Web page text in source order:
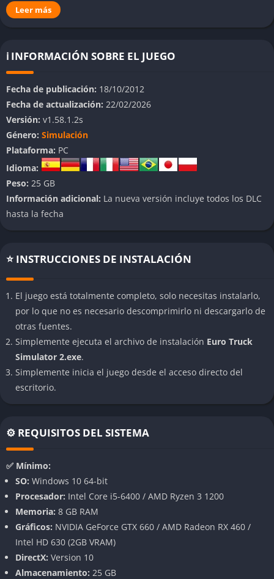
convertido en uno de los simuladores más populares del
construir tu propia empresa de transporte, gestionando flotas,
contratando empleados y expandiendo tu imperio logístico.
👉 Características de Euro Truck
Simulator 2
Gráficos y ambientación
El juego ofrece paisajes europeos detallados, con un ciclo de
día y noche muy logrado y condiciones meteorológicas que
afectan la conducción. Aunque los gráficos no son de última
generación, el nivel de detalle en los camiones y entornos es
sobresaliente para un simulador.
Física realista
El motor físico simula el peso, la inercia y el comportamiento
de los vehículos, haciendo que cada viaje se sienta auténtico.
Los baches, curvas y el tráfico añaden un reto constante a la
conducción.
Personalización
Puedes personalizar tu camión con trabajos de pintura,
accesorios y mejoras mecánicas. Además, existen expansiones
Gestión de empresa
No solo conduces, sino que también puedes crear y gestionar
tu propia empresa de transporte, comprando garajes,
contratando conductores y optimizando rutas para maximizar
beneficios.
Actualizaciones y comunidad
Euro Truck Simulator 2 recibe actualizaciones frecuentes y
Leer más
ℹ️ INFORMACIÓN SOBRE EL JUEGO
Fecha de publicación: 18/10/2012
Fecha de actualización: 22/02/2026
Versión: v1.58.1.2s
Género: Simulación
Plataforma: PC
Idioma:
Peso: 25 GB
Información adicional: La nueva versión incluye todos los DLC
hasta la fecha
⭐ INSTRUCCIONES DE INSTALACIÓN
El juego está totalmente completo, solo necesitas instalarlo,
por lo que no es necesario descomprimirlo ni descargarlo de
otras fuentes.
Simplemente ejecuta el archivo de instalación Euro Truck
Simulator 2.exe.
Simplemente inicia el juego desde el acceso directo del
escritorio.
⚙️ REQUISITOS DEL SISTEMA
✅ Mínimo:
SO: Windows 10 64-bit
Procesador: Intel Core i5-6400 / AMD Ryzen 3 1200
Memoria: 8 GB RAM
Gráficos: NVIDIA GeForce GTX 660 / AMD Radeon RX 460 /
Intel HD 630 (2GB VRAM)
DirectX: Version 10
Almacenamiento: 25 GB